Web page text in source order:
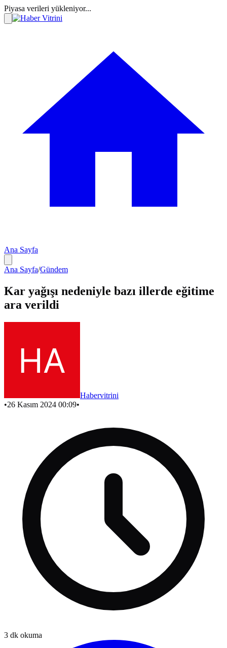
Piyasa verileri yükleniyor...
Ana Sayfa
Ana Sayfa/Gündem
Kar yağışı nedeniyle bazı illerde eğitime
ara verildi
Habervitrini
•26 Kasım 2024 00:09•
3 dk okuma